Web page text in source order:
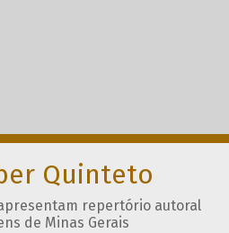
Quinteto
repertório autoral
de Minas Gerais